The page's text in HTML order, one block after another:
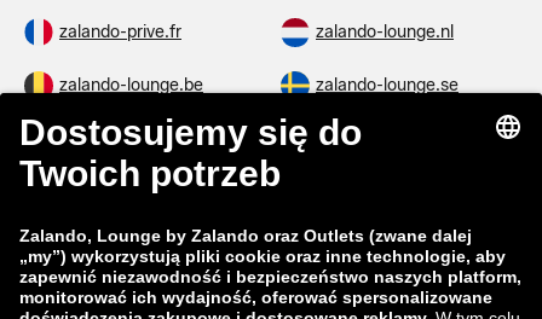
zalando-prive.fr zalando-lounge.nl
zalando-lounge.be zalando-lounge.se
zalando-lounge.fi zalando-lounge.dk
zalando-lounge.co.uk
zalando-prive.es zalando-lounge.cz
zalando-lounge.lt zalando-lounge.sk